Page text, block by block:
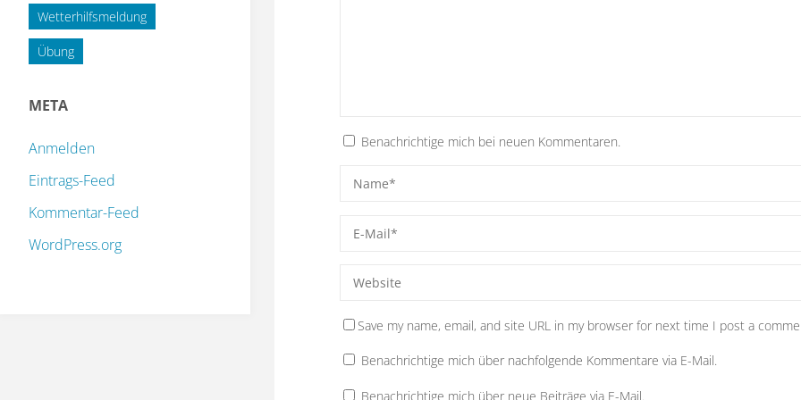
Benachrichtige mich bei neuen Kommentaren.
Save my name, email, and site URL in my browser for next time I post a
Benachrichtige mich über nachfolgende Kommentare via E-Mail.
Benachrichtige mich über neue Beiträge via E-Mail.
Wetterhilfsmeldung
Übung
META
Anmelden
Eintrags-Feed
Kommentar-Feed
WordPress.org